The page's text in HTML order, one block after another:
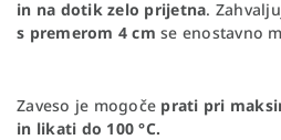
in na dotik zelo prijetna.
s premerom 4 cm se enostavno
Zaveso je mogoče prati pri
in likati do 100 °C.